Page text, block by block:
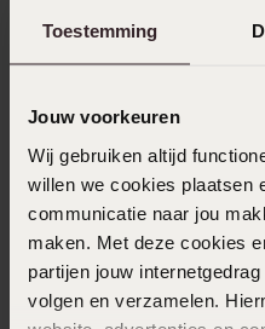
Toestemming
Jouw voorkeuren
Wij gebruiken altijd
willen we cookies plaatsen
communicatie naar jou
maken. Met deze cookies
partijen jouw
volgen en verzamelen.
Filter
19-02-2026 - Grace